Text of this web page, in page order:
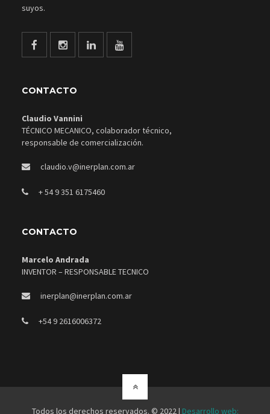
suyos.
CONTACTO
Claudio Vannini
TÉCNICO MECANICO, colaborador técnico,
responsable de comercialización.
claudio.v@inerplan.com.ar
+ 54 9 351 6175460
CONTACTO
Marcelo Andrada
INVENTOR – RESPONSABLE TECNICO
inerplan@inerplan.com.ar
+54 9 2616006372
Todos los derechos reservados. © 2022 | Desarrollo web: